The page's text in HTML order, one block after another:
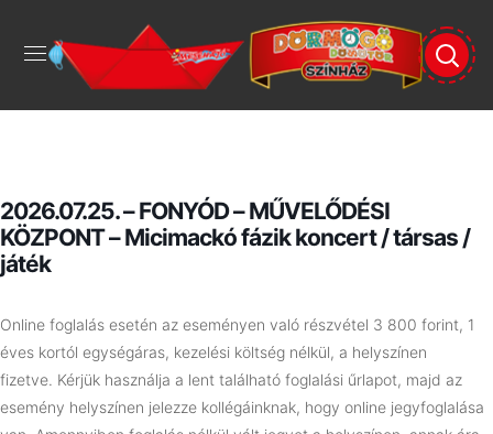
2026.07.25. – FONYÓD – MŰVELŐDÉSI
KÖZPONT – Micimackó fázik koncert / társas /
játék
Online foglalás esetén az eseményen való részvétel 3 800 forint, 1
éves kortól egységáras, kezelési költség nélkül, a helyszínen
fizetve. Kérjük használja a lent található foglalási űrlapot, majd az
esemény helyszínen jelezze kollégáinknak, hogy online jegyfoglalása